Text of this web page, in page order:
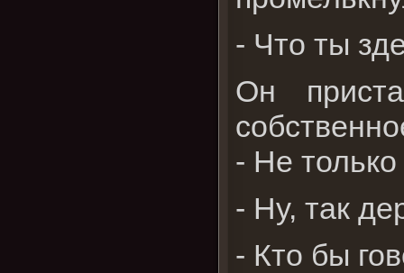
- Что ты
Он
- Не
- Ну, так
- Кто бы